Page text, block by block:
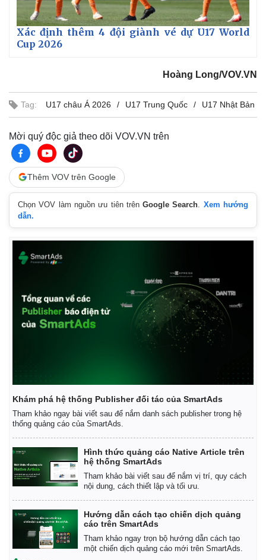
Thế giới
Quan sát
Cuộc sống đó đây
Hồ sơ
Multimedia
Video
Xác định thêm 4 đội giành vé dự U17 World
Cup 2026
Hoàng Long/VOV.VN
Tag: U17 châu Á 2026 U17 Trung Quốc U17 Nhật Bản
Mời quý độc giả theo dõi VOV.VN trên
Thêm VOV trên Google
Chọn VOV làm nguồn ưu tiên trênGoogle Search
Xem hướng
dẫn.
Khám phá hệ thống Publisher đối tác của SmartAds
Tham khảo ngay bài viết sau để nắm danh sách publisher trong hệ
thống quảng cáo của SmartAds.
Hình thức quảng cáo Native Article trên
hệ thống SmartAds
Tham khảo bài viết sau để nắm vị trí, quy cách
nội dung, cách thiết lập và tối ưu.
Hướng dẫn cách tạo chiến dịch quảng
cáo trên SmartAds
Tham khảo ngay trọn bộ hướng dẫn cách tạo
một chiến dịch quảng cáo mới trên SmartAds.